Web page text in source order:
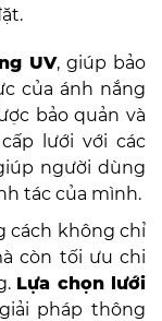
UV, giúp bảo
của ánh nắng
bảo quản và
lưới với các
người dùng
tác của mình.
cách không chỉ
còn tối ưu chi
Lựa chọn lưới
pháp thông